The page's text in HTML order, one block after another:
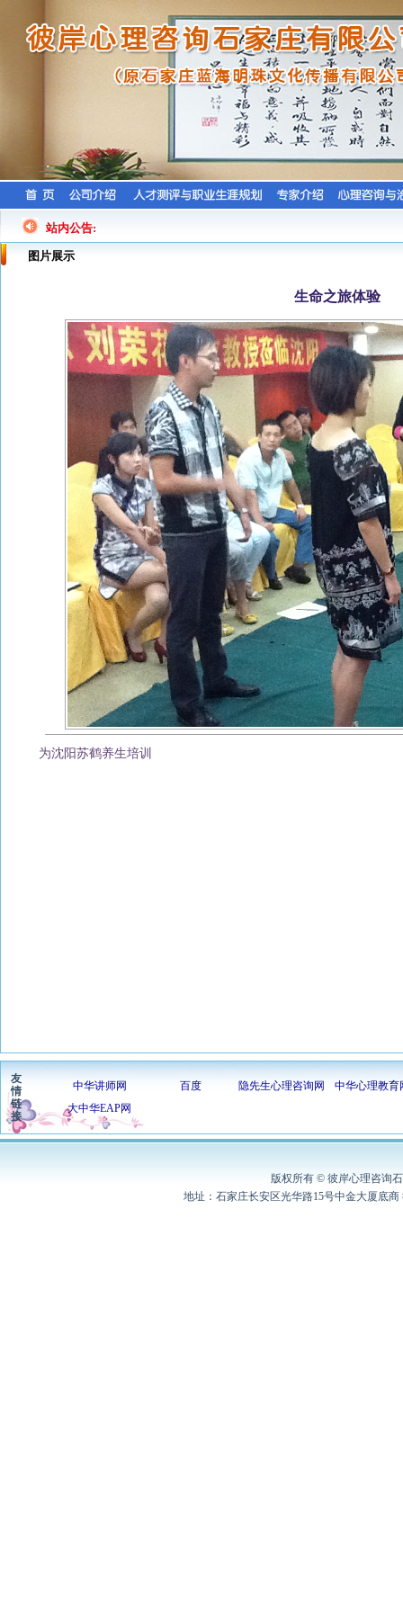
站内公告:
图片展示
生命之旅体验
为沈阳苏鹤养生培训
友
情
链
接
中华讲师网 百度 隐先生心理咨询网
中华心理教育
大中华EAP网
版权所有 © 彼岸心理咨询
地址：石家庄长安区光华路15号中金大厦底